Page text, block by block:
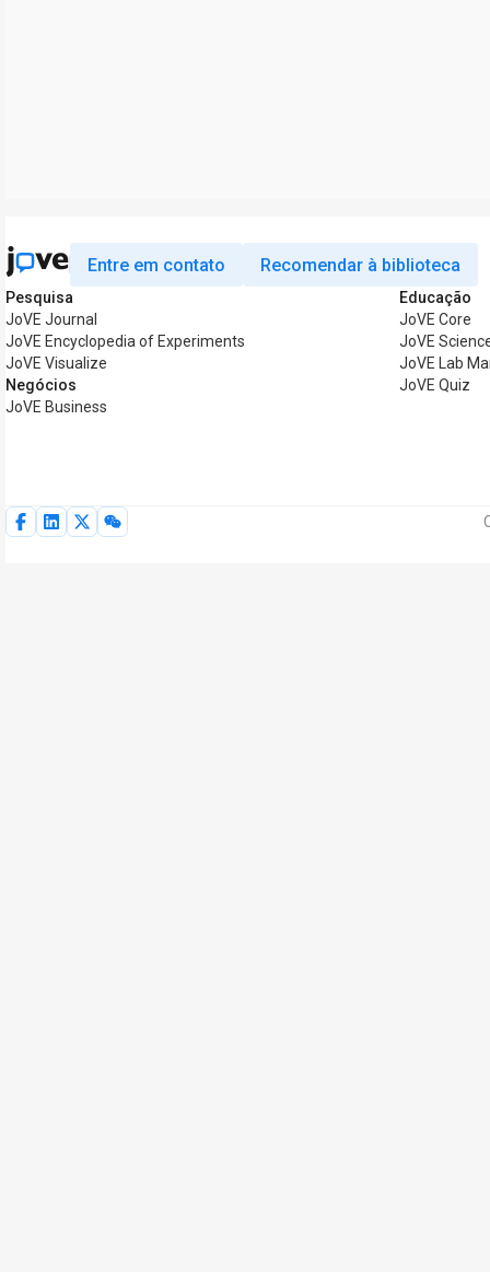
Entre em contato Recomendar à biblioteca
Pesquisa
JoVE Journal
JoVE Encyclopedia of Experiments
JoVE Visualize
Negócios
JoVE Business
Educação
JoVE Core
JoVE
JoVE Lab
JoVE Quiz